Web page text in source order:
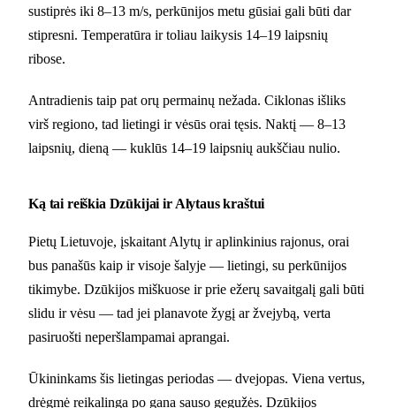
sustiprės iki 8–13 m/s, perkūnijos metu gūsiai gali būti dar
stipresni. Temperatūra ir toliau laikysis 14–19 laipsnių
ribose.
Antradienis taip pat orų permainų nežada. Ciklonas išliks
virš regiono, tad lietingi ir vėsūs orai tęsis. Naktį — 8–13
laipsnių, dieną — kuklūs 14–19 laipsnių aukščiau nulio.
Ką tai reiškia Dzūkijai ir Alytaus kraštui
Pietų Lietuvoje, įskaitant Alytų ir aplinkinius rajonus, orai
bus panašūs kaip ir visoje šalyje — lietingi, su perkūnijos
tikimybe. Dzūkijos miškuose ir prie ežerų savaitgalį gali būti
slidu ir vėsu — tad jei planavote žygį ar žvejybą, verta
pasiruošti neperšlampamai aprangai.
Ūkininkams šis lietingas periodas — dvejopas. Viena vertus,
drėgmė reikalinga po gana sauso gegužės. Dzūkijos